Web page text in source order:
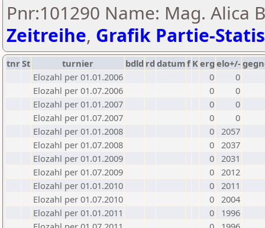
Pnr:101290 Name: Mag. Alica
Zeitreihe, Grafik Partie-
tnrSt turnier bdld rd datumf Kerg elo+/-
Elozahl per 01.01.2006
0
0
Elozahl per 01.07.2006
0
0
Elozahl per 01.01.2007
0
0
Elozahl per 01.07.2007
0
0
Elozahl per 01.01.2008
0 2057
Elozahl per 01.07.2008
0 2037
Elozahl per 01.01.2009
0 2031
Elozahl per 01.07.2009
0 2012
Elozahl per 01.01.2010
0 2011
Elozahl per 01.07.2010
0 2004
Elozahl per 01.01.2011
0
1996